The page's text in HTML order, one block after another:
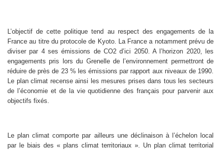
L’objectif de cette politique tend au respect des engagements de la
France au titre du protocole de Kyoto. La France a notamment prévu de
diviser par 4 ses émissions de CO2 d’ici 2050. A l’horizon 2020, les
engagements pris lors du Grenelle de l’environnement permettront de
réduire de près de 23 % les émissions par rapport aux niveaux de 1990.
Le plan climat recense ainsi les mesures prises dans tous les secteurs
de l’économie et de la vie quotidienne des français pour parvenir aux
objectifs fixés.
Le plan climat comporte par ailleurs une déclinaison à l’échelon local
par le biais des « plans climat territoriaux ». Un plan climat territorial